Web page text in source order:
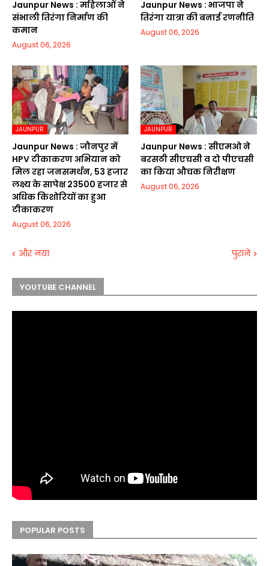
Jaunpur News : महिलाओं ने
संभाली तिरंगा निर्माण की
कमान
August 06, 2026
Jaunpur News : भाजपा ने
तिरंगा यात्रा की बनाई रणनीति
August 06, 2026
JAUNPUR
Jaunpur News : जौनपुर में
HPV टीकाकरण अभियान को
मिल रहा जनसमर्थन, 53 हजार
लक्ष्य के सापेक्ष 23500 हजार से
अधिक किशोरियों का हुआ
टीकाकरण
August 06, 2026
JAUNPUR
Jaunpur News : सीएमओ ने
बरसठी सीएचसी व दो पीएचसी
का किया औचक निरीक्षण
August 06, 2026
और नया पुराने
YOUTUBE CHANNEL
POPULAR POSTS